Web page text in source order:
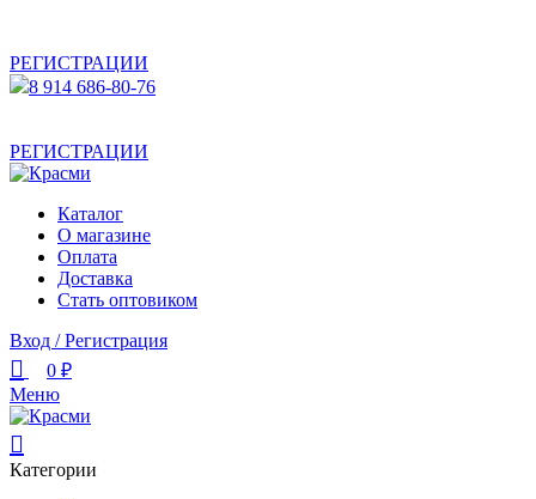
РЕГИСТРАЦИИ
8 914 686-80-76
РЕГИСТРАЦИИ
Каталог
О магазине
Оплата
Доставка
Стать оптовиком
Вход / Регистрация
0 ₽
Меню
Категории